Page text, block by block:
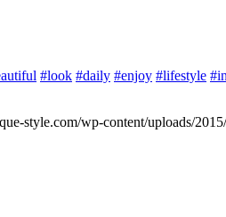
#look #daily #enjoy #lifestyle
style.com/wp-content/uploads/